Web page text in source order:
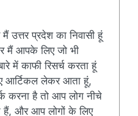
उत्तर प्रदेश का निवासी हूं
मैं आपके लिए जो भी
में काफी रिसर्च करता हूं
आर्टिकल लेकर आता हूं,
है तो आप लोग नीचे
और आप लोगों के लिए